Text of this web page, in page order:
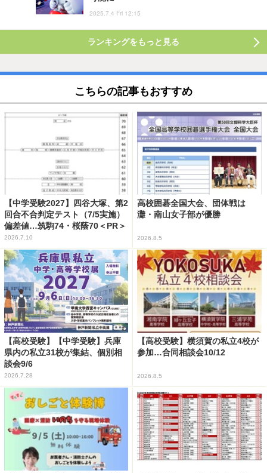
2025.7.4 Fri 12:15
ランキングをもっと見る
こちらの記事もおすすめ
【中学受験2027】四谷大塚、第2
回合不合判定テスト（7/5実施）
偏差値…筑駒74・桜蔭70＜PR＞
2026.7.10
高校囲碁全国大会、団体戦は
灘・南山女子部が優勝
2026.8.5
【高校受験】【中学受験】兵庫
県内の私立31校が集結、個別相
談会9/6
2026.7.28
【高校受験】横須賀の私立4校が
参加…合同相談会10/12
2026.8.5